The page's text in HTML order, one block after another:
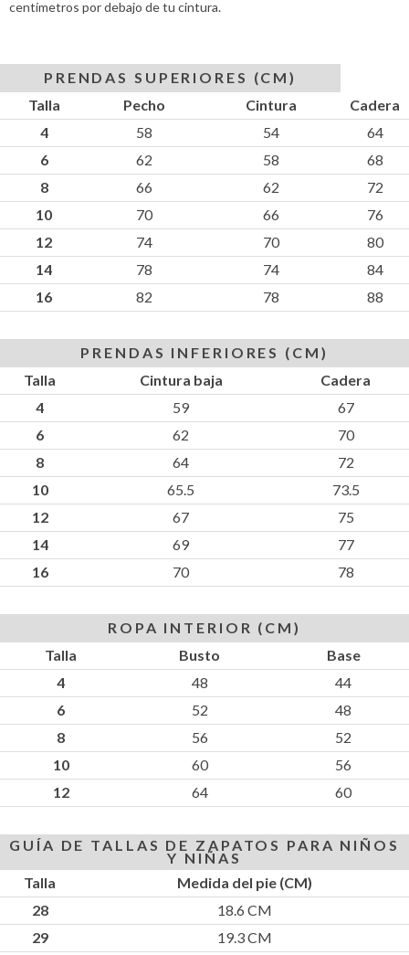
centímetros por debajo de tu cintura.
PRENDAS SUPERIORES (CM)
Talla
Pecho Cintura
Cadera
4
58 54
64
6
62 58
68
8
66 62
72
10
70 66
76
12
74 70
80
14
78 74
84
16
82 78 88
PRENDAS INFERIORES (CM)
Talla
Cintura baja
Cadera
4
59
67
6
62
70
8
64
72
10
65.5
73.5
12
67
75
14
69
77
16
70 78
ROPA INTERIOR (CM)
Talla
Busto
Base
4
48
44
6
52
48
8
56
52
10
60
56
12
64 60
GUÍA DE TALLAS DE ZAPATOS PARA NIÑOS
Y NIÑAS
Talla
Medida del pie (CM)
28
18.6 CM
29
19.3 CM